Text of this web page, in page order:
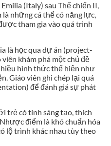
(Italy) sau Thế chiến II,
những cá thể có năng lực,
tham gia vào quá trình
là học qua dự án (project-
viên khám phá một chủ đề
hình thức thể hiện như
Giáo viên ghi chép lại quá
để đánh giá sự phát
trẻ có tính sáng tạo, thích
điểm là khó chuẩn hóa
lộ trình khác nhau tùy theo